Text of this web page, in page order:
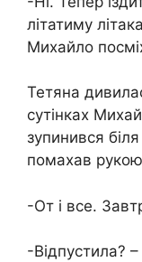
літатиму
Михайло
Тетяна
сутінках
зупинився
помахав
-От і все.
-Відпустила?